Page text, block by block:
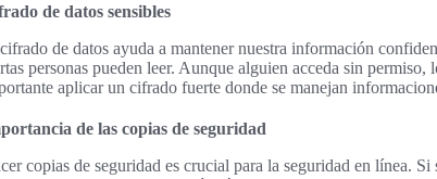
de datos sensibles
de datos ayuda a mantener nuestra información
personas pueden leer. Aunque alguien acceda sin
aplicar un cifrado fuerte donde se manejan
de las copias de seguridad
copias de seguridad es crucial para la seguridad en línea.